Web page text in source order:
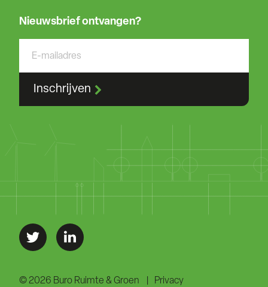
Nieuwsbrief ontvangen?
Inschrijven
© 2026 Buro Ruimte & Groen Privacy